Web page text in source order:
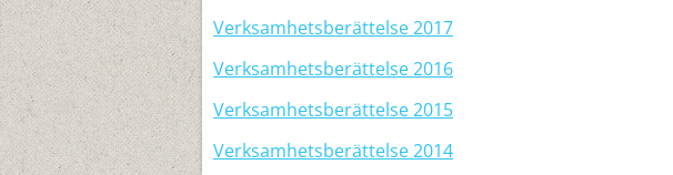
Verksamhetsberättelse 2017
Verksamhetsberättelse 2016
Verksamhetsberättelse 2015
Verksamhetsberättelse 2014